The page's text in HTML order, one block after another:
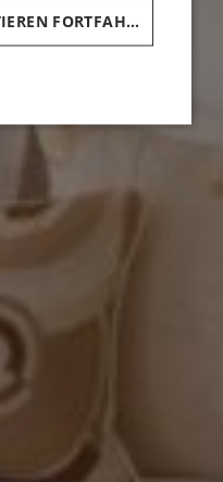
ARABIC OHNE AKZEPTIEREN FORTFAHREN